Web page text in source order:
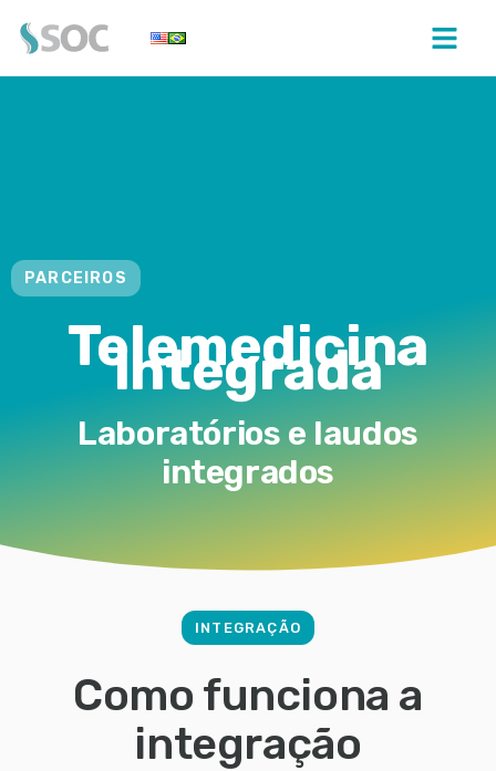
PARCEIROS
Telemedicina
Integrada
Laboratórios e laudos
integrados
INTEGRAÇÃO
Como funciona a
integração